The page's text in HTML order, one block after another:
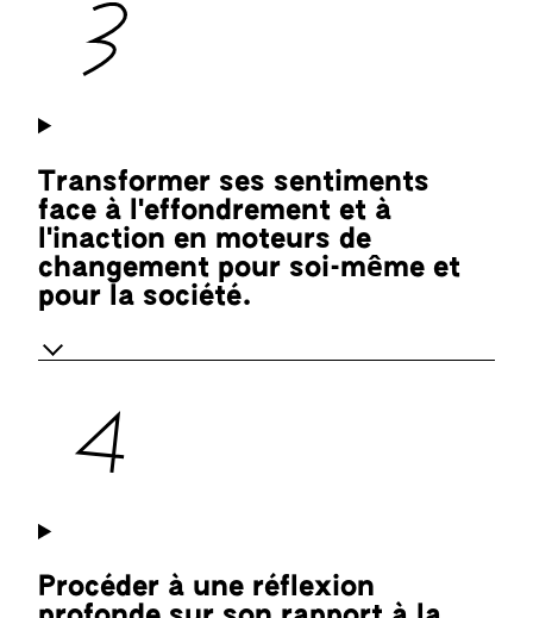
Transformer ses sentiments
face à l'effondrement et à
l'inaction en moteurs de
changement pour soi-même et
pour la société.
Procéder à une réflexion